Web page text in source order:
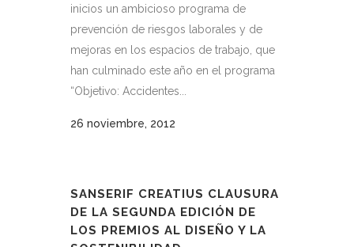
inicios un ambicioso programa de
prevención de riesgos laborales y de
mejoras en los espacios de trabajo, que
han culminado este año en el programa
“Objetivo: Accidentes...
26 noviembre, 2012
SANSERIF CREATIUS CLAUSURA
DE LA SEGUNDA EDICIÓN DE
LOS PREMIOS AL DISEÑO Y LA